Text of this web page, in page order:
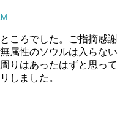
ころでした。ご指摘感謝
属性のソウルは入らない
りはあったはずと思って
しました。